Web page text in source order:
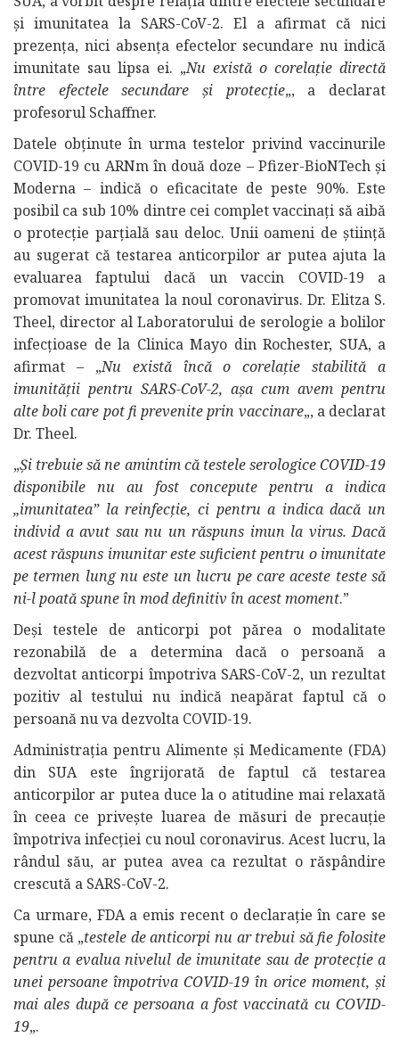
și imunitatea la SARS-CoV-2. El a afirmat că nici
prezența, nici absența efectelor secundare nu indică
imunitate sau lipsa ei. „Nu există o corelație directă
între efectele secundare și protecție„, a declarat
profesorul Schaffner.
Datele obținute în urma testelor privind vaccinurile
COVID-19 cu ARNm în două doze – Pfizer-BioNTech și
Moderna – indică o eficacitate de peste 90%. Este
posibil ca sub 10% dintre cei complet vaccinați să aibă
o protecție parțială sau deloc. Unii oameni de știință
au sugerat că testarea anticorpilor ar putea ajuta la
evaluarea faptului dacă un vaccin COVID-19 a
promovat imunitatea la noul coronavirus. Dr. Elitza S.
Theel, director al Laboratorului de serologie a bolilor
infecțioase de la Clinica Mayo din Rochester, SUA, a
afirmat – „Nu există încă o corelație stabilită a
imunității pentru SARS-CoV-2, așa cum avem pentru
alte boli care pot fi prevenite prin vaccinare„, a declarat
Dr. Theel.
„Și trebuie să ne amintim că testele serologice COVID-19
disponibile nu au fost concepute pentru a indica
„imunitatea” la reinfecție, ci pentru a indica dacă un
individ a avut sau nu un răspuns imun la virus. Dacă
acest răspuns imunitar este suficient pentru o imunitate
pe termen lung nu este un lucru pe care aceste teste să
ni-l poată spune în mod definitiv în acest moment.”
Deși testele de anticorpi pot părea o modalitate
rezonabilă de a determina dacă o persoană a
dezvoltat anticorpi împotriva SARS-CoV-2, un rezultat
pozitiv al testului nu indică neapărat faptul că o
persoană nu va dezvolta COVID-19.
Administrația pentru Alimente și Medicamente (FDA)
din SUA este îngrijorată de faptul că testarea
anticorpilor ar putea duce la o atitudine mai relaxată
în ceea ce privește luarea de măsuri de precauție
împotriva infecției cu noul coronavirus. Acest lucru, la
rândul său, ar putea avea ca rezultat o răspândire
crescută a SARS-CoV-2.
Ca urmare, FDA a emis recent o declarație în care se
spune că „testele de anticorpi nu ar trebui să fie folosite
pentru a evalua nivelul de imunitate sau de protecție a
unei persoane împotriva COVID-19 în orice moment, și
mai ales după ce persoana a fost vaccinată cu COVID-
19„.